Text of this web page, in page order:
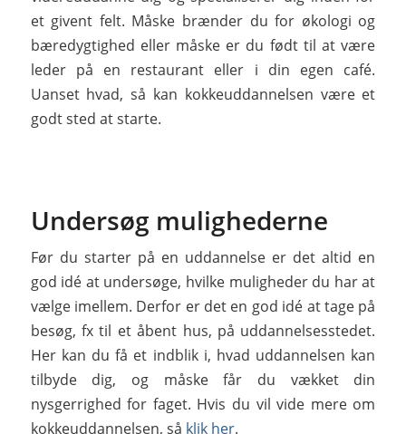
et givent felt. Måske brænder du for økologi og
bæredygtighed eller måske er du født til at være
leder på en restaurant eller i din egen café.
Uanset hvad, så kan kokkeuddannelsen være et
godt sted at starte.
Undersøg mulighederne
Før du starter på en uddannelse er det altid en
god idé at undersøge, hvilke muligheder du har at
vælge imellem. Derfor er det en god idé at tage på
besøg, fx til et åbent hus, på uddannelsesstedet.
Her kan du få et indblik i, hvad uddannelsen kan
tilbyde dig, og måske får du vækket din
nysgerrighed for faget. Hvis du vil vide mere om
kokkeuddannelsen, så klik her.